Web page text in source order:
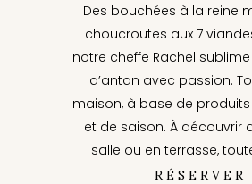
Des bouchées à la reine
choucroutes aux 7
notre cheffe Rachel
d’antan avec passion.
maison, à base de produits
et de saison. À découvrir
salle ou en terrasse,
RÉSERVER